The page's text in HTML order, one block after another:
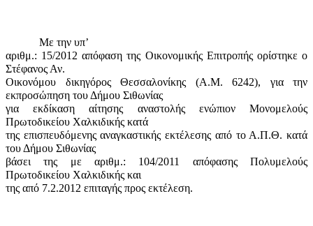
Με την υπ’
αριθμ.: 15/2012 απόφαση της Οικονομικής Επιτροπής ορίστηκε ο
Στέφανος Αν.
Οικονόμου δικηγόρος Θεσσαλονίκης (Α.Μ. 6242), για την
εκπροσώπηση του Δήμου Σιθωνίας
για εκδίκαση αίτησης αναστολής ενώπιον Μονομελούς
Πρωτοδικείου Χαλκιδικής κατά
της επισπευδόμενης αναγκαστικής εκτέλεσης από το Α.Π.Θ. κατά
του Δήμου Σιθωνίας
βάσει της με αριθμ.: 104/2011 απόφασης Πολυμελούς
Πρωτοδικείου Χαλκιδικής και
της από 7.2.2012 επιταγής προς εκτέλεση.